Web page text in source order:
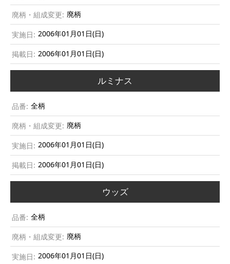
廃柄
2006年01月01日(日)
2006年01月01日(日)
ルミナス
全柄
廃柄
2006年01月01日(日)
2006年01月01日(日)
ウッズ
全柄
廃柄
2006年01月01日(日)